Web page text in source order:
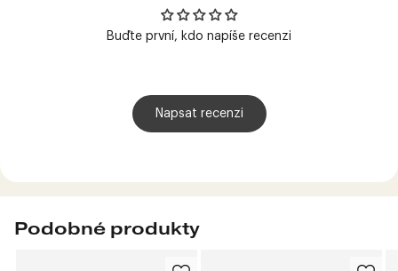
Buďte první, kdo napíše recenzi
Napsat recenzi
Podobné produkty